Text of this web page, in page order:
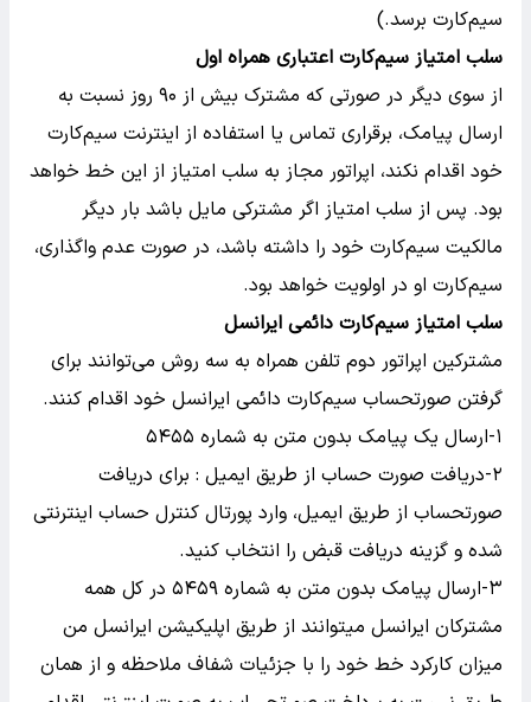
سیم‌کارت برسد.)
سلب امتیاز سیم‌کارت اعتباری همراه اول
از سوی دیگر در صورتی که مشترک بیش از ۹۰ روز نسبت به
ارسال پیامک، برقراری تماس یا استفاده از اینترنت سیم‌کارت
خود اقدام نکند، اپراتور مجاز به سلب امتیاز از این خط خواهد
بود. پس از سلب امتیاز اگر مشترکی مایل باشد بار دیگر
مالکیت سیم‌کارت خود را داشته باشد، در صورت عدم واگذاری،
سیم‌کارت او در اولویت خواهد بود.
سلب امتیاز سیم‌کارت دائمی ایرانسل
مشترکین اپراتور دوم تلفن همراه به سه روش می‌توانند برای
گرفتن صورتحساب سیم‌کارت دائمی ایرانسل خود اقدام کنند.
۱-ارسال یک پیامک بدون متن به شماره ۵۴۵۵
۲-دریافت صورت حساب از طریق ایمیل : برای دریافت
صورتحساب از طریق ایمیل، وارد پورتال کنترل حساب اینترنتی
شده و گزینه دریافت قبض را انتخاب کنید.
۳-ارسال پیامک بدون متن به شماره ۵۴۵۹ در کل همه
مشترکان ایرانسل میتوانند از طریق اپلیکیشن ایرانسل من
میزان کارکرد خط خود را با جزئیات شفاف ملاحظه و از همان